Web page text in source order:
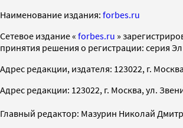
Наименование издания: forbes.ru
Cетевое издание « forbes.ru »
принятия решения о регистрации: серия
Адрес редакции, издателя: 123022, г.
Адрес редакции: 123022, г. Москва, ул.
Главный редактор: Мазурин Николай